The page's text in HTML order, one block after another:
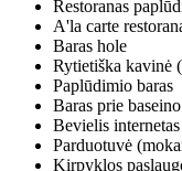
Restoranas
A'la carte
Baras hole
Rytietiška kavinė
Paplūdimio baras
Baras prie baseino
Bevielis
Parduotuvė
Kirpyklos